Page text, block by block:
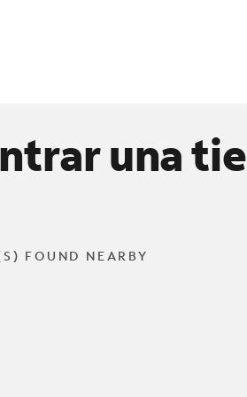
una
FOUND NEARBY